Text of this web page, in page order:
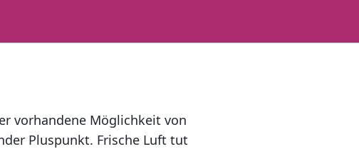
vorhandene Möglichkeit von
Pluspunkt. Frische Luft tut